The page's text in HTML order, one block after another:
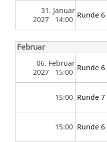
31. Januar
2027 14:00 Runde 6
Februar
06. Februar
2027 15:00 Runde 6
15:00 Runde 7
15:00 Runde 6